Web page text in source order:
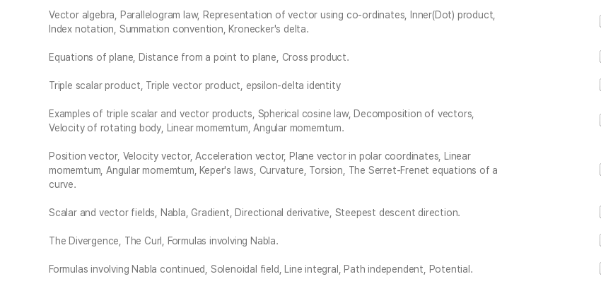
Vector algebra, Parallelogram law, Representation of vector using co-ordinates, Inner(Dot) product,
Index notation, Summation convention, Kronecker's delta.
Equations of plane, Distance from a point to plane, Cross product.
Triple scalar product, Triple vector product, epsilon-delta identity
Examples of triple scalar and vector products, Spherical cosine law, Decomposition of vectors,
Velocity of rotating body, Linear momemtum, Angular momemtum.
Position vector, Velocity vector, Acceleration vector, Plane vector in polar coordinates, Linear
momemtum, Angular momemtum, Keper's laws, Curvature, Torsion, The Serret-Frenet equations of a
curve.
Scalar and vector fields, Nabla, Gradient, Directional derivative, Steepest descent direction.
The Divergence, The Curl, Formulas involving Nabla.
Formulas involving Nabla continued, Solenoidal field, Line integral, Path independent, Potential.